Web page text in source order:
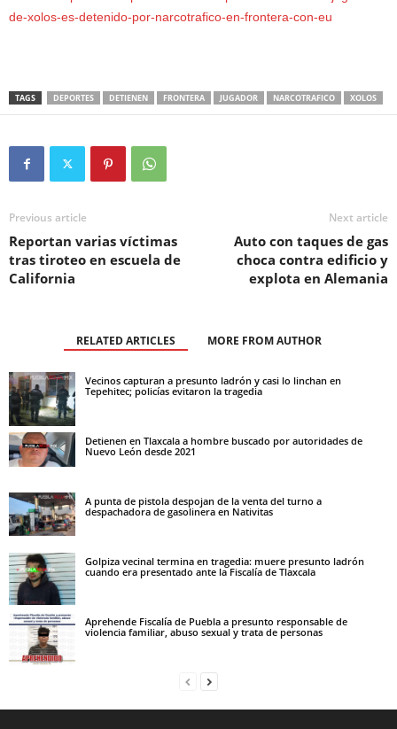
de-xolos-es-detenido-por-narcotrafico-en-frontera-con-eu
TAGS DEPORTES DETIENEN FRONTERA JUGADOR NARCOTRAFICO XOLOS
Previous article
Reportan varias víctimas
tras tiroteo en escuela de
California
Next article
Auto con taques de gas
choca contra edificio y
explota en Alemania
RELATED ARTICLES MORE FROM AUTHOR
Vecinos capturan a presunto ladrón y casi lo linchan en
Tepehitec; policías evitaron la tragedia
Detienen en Tlaxcala a hombre buscado por autoridades de
Nuevo León desde 2021
A punta de pistola despojan de la venta del turno a
despachadora de gasolinera en Nativitas
Golpiza vecinal termina en tragedia: muere presunto ladrón
cuando era presentado ante la Fiscalía de Tlaxcala
Aprehende Fiscalía de Puebla a presunto responsable de
violencia familiar, abuso sexual y trata de personas